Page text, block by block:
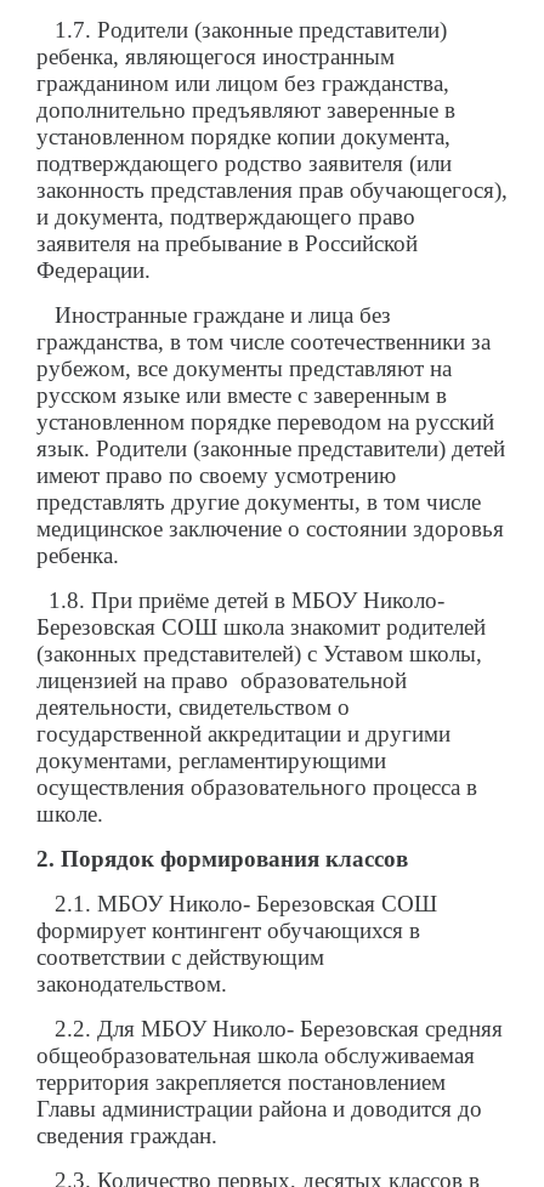
1.7. Родители (законные представители)
ребенка, являющегося иностранным
гражданином или лицом без гражданства,
дополнительно предъявляют заверенные в
установленном порядке копии документа,
подтверждающего родство заявителя (или
законность представления прав обучающегося),
и документа, подтверждающего право
заявителя на пребывание в Российской
Федерации.
Иностранные граждане и лица без
гражданства, в том числе соотечественники за
рубежом, все документы представляют на
русском языке или вместе с заверенным в
установленном порядке переводом на русский
язык. Родители (законные представители) детей
имеют право по своему усмотрению
представлять другие документы, в том числе
медицинское заключение о состоянии здоровья
ребенка.
1.8. При приёме детей в МБОУ Николо-
Березовская СОШ школа знакомит родителей
(законных представителей) с Уставом школы,
лицензией на право образовательной
деятельности, свидетельством о
государственной аккредитации и другими
документами, регламентирующими
осуществления образовательного процесса в
школе.
2. Порядок формирования классов
2.1. МБОУ Николо- Березовская СОШ
формирует контингент обучающихся в
соответствии с действующим
законодательством.
2.2. Для МБОУ Николо- Березовская средняя
общеобразовательная школа обслуживаемая
территория закрепляется постановлением
Главы администрации района и доводится до
сведения граждан.
2.3. Количество первых, десятых классов в